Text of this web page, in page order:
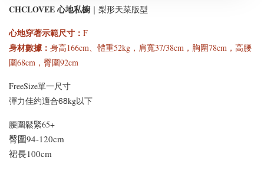
CHCLOVEE 心地私櫥 ｜梨形天菜版型
心地穿著示範尺寸 ： F
身材數據： 身高166cm、體重52kg，肩寬37/38cm，胸圍78cm，高腰
圍68cm，臀圍92cm
FreeSize單一尺寸
彈力佳約適合68kg以下
腰圍鬆緊65+
臀圍94-120cm
裙長100cm